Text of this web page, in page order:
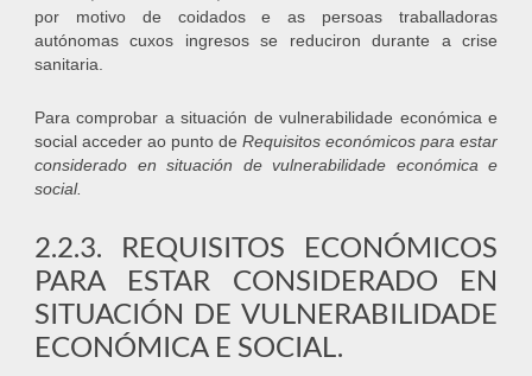
por motivo de coidados e as persoas traballadoras
autónomas cuxos ingresos se reduciron durante a crise
sanitaria.
Para comprobar a situación de vulnerabilidade económica e
social acceder ao punto de Requisitos económicos para estar
considerado en situación de vulnerabilidade económica e
social.
2.2.3. REQUISITOS ECONÓMICOS
PARA ESTAR CONSIDERADO EN
SITUACIÓN DE VULNERABILIDADE
ECONÓMICA E SOCIAL.